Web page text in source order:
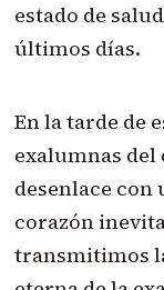
estado de
últimos días.
En la tarde de
exalumnas
desenlace con
corazón
transmitimos